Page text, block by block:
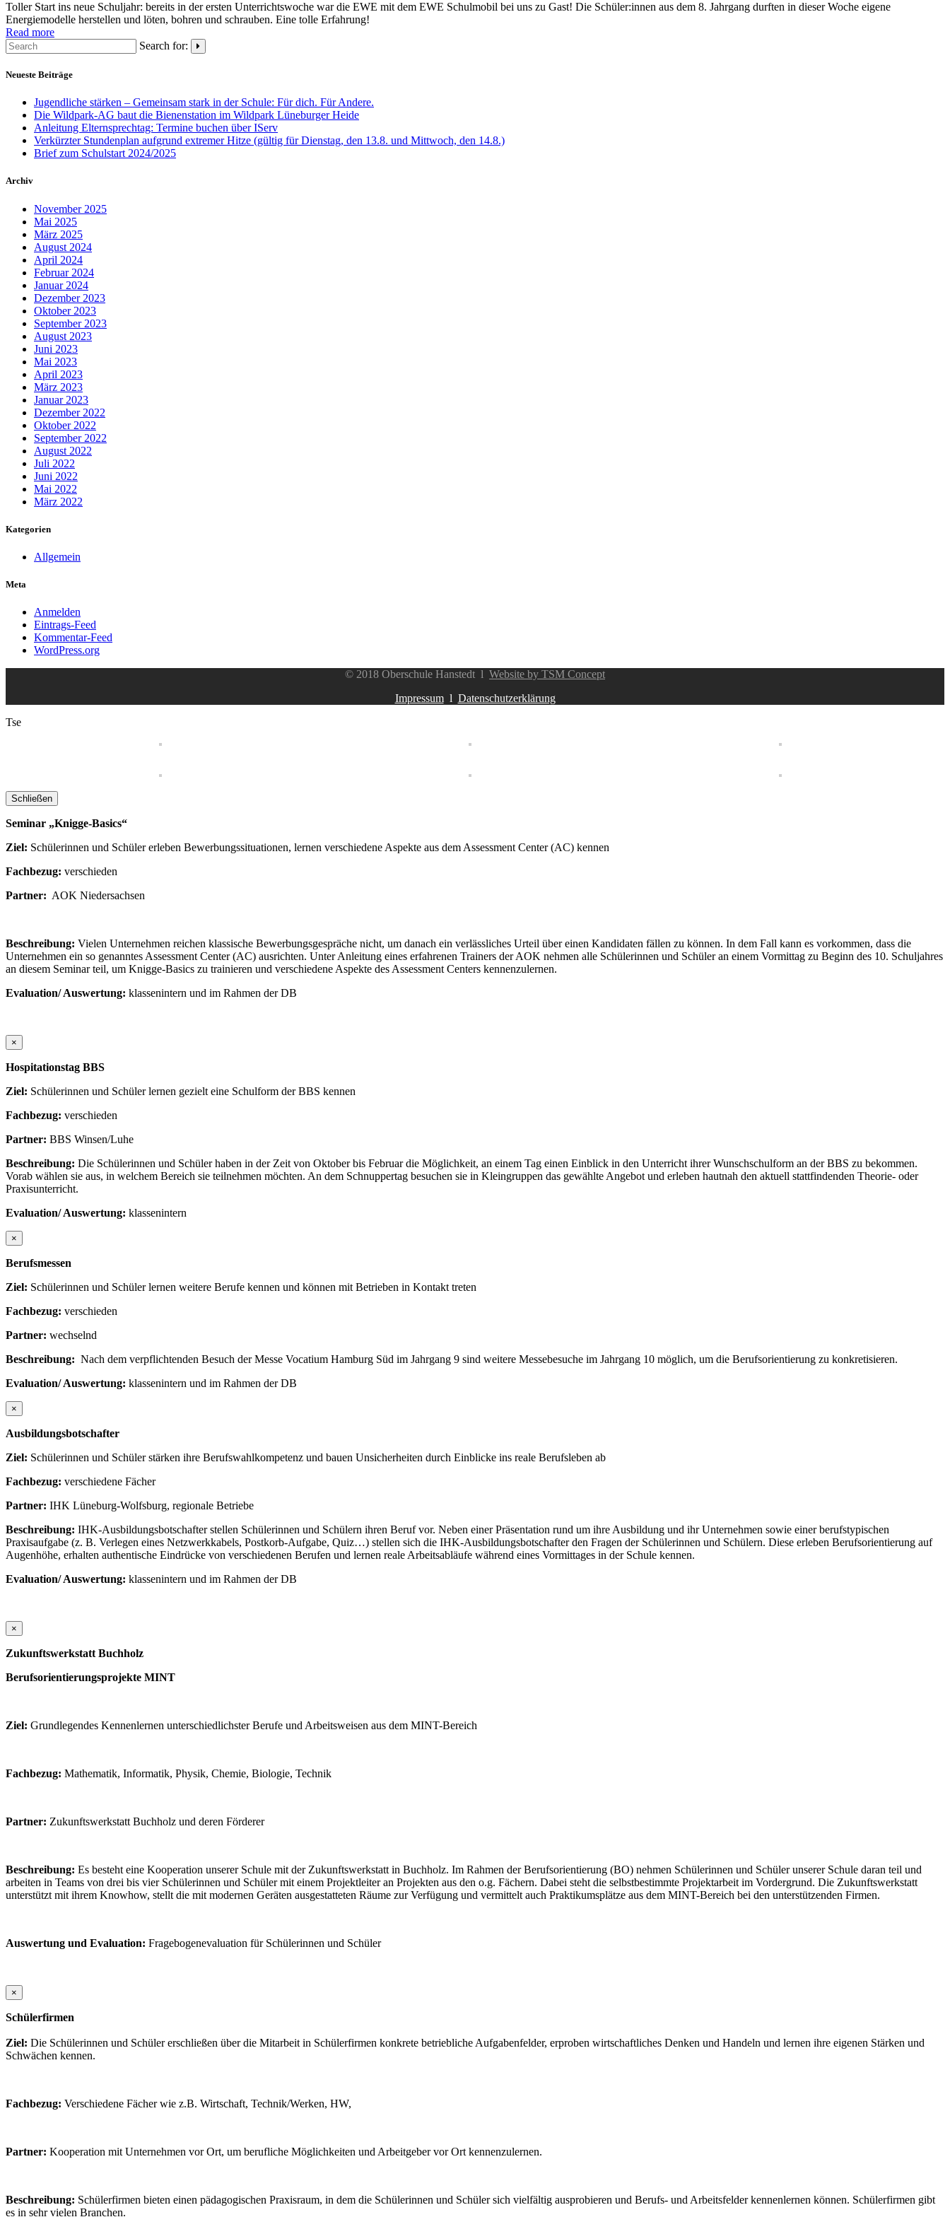
Toller Start ins neue Schuljahr: bereits in der ersten Unterrichtswoche war die EWE mit dem EWE Schulmobil bei uns zu Gast! Die Schüler:innen aus dem 8. Jahrgang durften in dieser Woche eigene
Energiemodelle herstellen und löten, bohren und schrauben. Eine tolle Erfahrung!
Read more
Search for:
Neueste Beiträge
Jugendliche stärken – Gemeinsam stark in der Schule: Für dich. Für Andere.
Die Wildpark-AG baut die Bienenstation im Wildpark Lüneburger Heide
Anleitung Elternsprechtag: Termine buchen über IServ
Verkürzter Stundenplan aufgrund extremer Hitze (gültig für Dienstag, den 13.8. und Mittwoch, den 14.8.)
Brief zum Schulstart 2024/2025
Archiv
November 2025
Mai 2025
März 2025
August 2024
April 2024
Februar 2024
Januar 2024
Dezember 2023
Oktober 2023
September 2023
August 2023
Juni 2023
Mai 2023
April 2023
März 2023
Januar 2023
Dezember 2022
Oktober 2022
September 2022
August 2022
Juli 2022
Juni 2022
Mai 2022
März 2022
Kategorien
Allgemein
Meta
Anmelden
Eintrags-Feed
Kommentar-Feed
WordPress.org
© 2018 Oberschule Hanstedt l Website by TSM Concept
Impressuml Datenschutzerklärung
Tse
Schließen
Seminar „Knigge-Basics“
Ziel: Schülerinnen und Schüler erleben Bewerbungssituationen, lernen verschiedene Aspekte aus dem Assessment Center (AC) kennen
Fachbezug: verschieden
Partner: AOK Niedersachsen
Beschreibung: Vielen Unternehmen reichen klassische Bewerbungsgespräche nicht, um danach ein verlässliches Urteil über einen Kandidaten fällen zu können. In dem Fall kann es vorkommen, dass die
Unternehmen ein so genanntes Assessment Center (AC) ausrichten. Unter Anleitung eines erfahrenen Trainers der AOK nehmen alle Schülerinnen und Schüler an einem Vormittag zu Beginn des 10. Schuljahres
an diesem Seminar teil, um Knigge-Basics zu trainieren und verschiedene Aspekte des Assessment Centers kennenzulernen.
Evaluation/ Auswertung: klassenintern und im Rahmen der DB
×
Hospitationstag BBS
Ziel: Schülerinnen und Schüler lernen gezielt eine Schulform der BBS kennen
Fachbezug: verschieden
Partner: BBS Winsen/Luhe
Beschreibung: Die Schülerinnen und Schüler haben in der Zeit von Oktober bis Februar die Möglichkeit, an einem Tag einen Einblick in den Unterricht ihrer Wunschschulform an der BBS zu bekommen.
Vorab wählen sie aus, in welchem Bereich sie teilnehmen möchten. An dem Schnuppertag besuchen sie in Kleingruppen das gewählte Angebot und erleben hautnah den aktuell stattfindenden Theorie- oder
Praxisunterricht.
Evaluation/ Auswertung: klassenintern
×
Berufsmessen
Ziel: Schülerinnen und Schüler lernen weitere Berufe kennen und können mit Betrieben in Kontakt treten
Fachbezug: verschieden
Partner: wechselnd
Beschreibung: Nach dem verpflichtenden Besuch der Messe Vocatium Hamburg Süd im Jahrgang 9 sind weitere Messebesuche im Jahrgang 10 möglich, um die Berufsorientierung zu konkretisieren.
Evaluation/ Auswertung: klassenintern und im Rahmen der DB
×
Ausbildungsbotschafter
Ziel: Schülerinnen und Schüler stärken ihre Berufswahlkompetenz und bauen Unsicherheiten durch Einblicke ins reale Berufsleben ab
Fachbezug: verschiedene Fächer
Partner: IHK Lüneburg-Wolfsburg, regionale Betriebe
Beschreibung: IHK-Ausbildungsbotschafter stellen Schülerinnen und Schülern ihren Beruf vor. Neben einer Präsentation rund um ihre Ausbildung und ihr Unternehmen sowie einer berufstypischen
Praxisaufgabe (z. B. Verlegen eines Netzwerkkabels, Postkorb-Aufgabe, Quiz…) stellen sich die IHK-Ausbildungsbotschafter den Fragen der Schülerinnen und Schülern. Diese erleben Berufsorientierung auf
Augenhöhe, erhalten authentische Eindrücke von verschiedenen Berufen und lernen reale Arbeitsabläufe während eines Vormittages in der Schule kennen.
Evaluation/ Auswertung: klassenintern und im Rahmen der DB
×
Zukunftswerkstatt Buchholz
Berufsorientierungsprojekte MINT
Ziel: Grundlegendes Kennenlernen unterschiedlichster Berufe und Arbeitsweisen aus dem MINT-Bereich
Fachbezug: Mathematik, Informatik, Physik, Chemie, Biologie, Technik
Partner: Zukunftswerkstatt Buchholz und deren Förderer
Beschreibung: Es besteht eine Kooperation unserer Schule mit der Zukunftswerkstatt in Buchholz. Im Rahmen der Berufsorientierung (BO) nehmen Schülerinnen und Schüler unserer Schule daran teil und
arbeiten in Teams von drei bis vier Schülerinnen und Schüler mit einem Projektleiter an Projekten aus den o.g. Fächern. Dabei steht die selbstbestimmte Projektarbeit im Vordergrund. Die Zukunftswerkstatt
unterstützt mit ihrem Knowhow, stellt die mit modernen Geräten ausgestatteten Räume zur Verfügung und vermittelt auch Praktikumsplätze aus dem MINT-Bereich bei den unterstützenden Firmen.
Auswertung und Evaluation: Fragebogenevaluation für Schülerinnen und Schüler
×
Schülerfirmen
Ziel: Die Schülerinnen und Schüler erschließen über die Mitarbeit in Schülerfirmen konkrete betriebliche Aufgabenfelder, erproben wirtschaftliches Denken und Handeln und lernen ihre eigenen Stärken und
Schwächen kennen.
Fachbezug: Verschiedene Fächer wie z.B. Wirtschaft, Technik/Werken, HW,
Partner: Kooperation mit Unternehmen vor Ort, um berufliche Möglichkeiten und Arbeitgeber vor Ort kennenzulernen.
Beschreibung: Schülerfirmen bieten einen pädagogischen Praxisraum, in dem die Schülerinnen und Schüler sich vielfältig ausprobieren und Berufs- und Arbeitsfelder kennenlernen können. Schülerfirmen gibt
es in sehr vielen Branchen.